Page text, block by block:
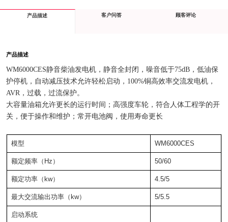
产品描述 客户问答 顾客评论
产品描述
WM6000CES静音柴油发电机，静音全封闭，噪音低于75dB，低油保
护停机，自动减压技术允许轻松启动，100%铜高效率交流发电机，
AVR，过载，过流保护。
大容量油箱允许更长的运行时间；高强度车轮，符合人体工程学的开
关，便于操作和维护；常开电池阀，使用寿命更长
模型 WM6000CES
额定频率（Hz） 50/60
额定功率（kw） 4.5/5
最大交流输出功率（kw） 5/5.5
启动系统